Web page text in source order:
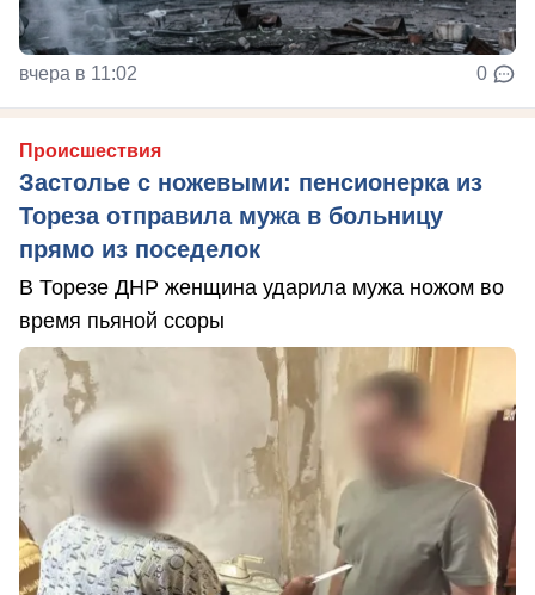
вчера в 11:02 0
Происшествия
Застолье с ножевыми: пенсионерка из
Тореза отправила мужа в больницу
прямо из поседелок
В Торезе ДНР женщина ударила мужа ножом во
время пьяной ссоры